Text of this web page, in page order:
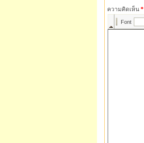
ความคิดเห็น *